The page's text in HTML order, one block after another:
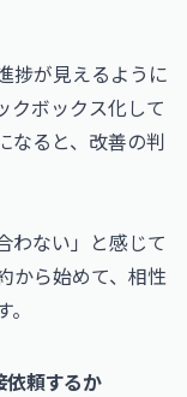
捗が見えるように
クボックス化して
なると、改善の判
わない」と感じて
から始めて、相性
依頼するか